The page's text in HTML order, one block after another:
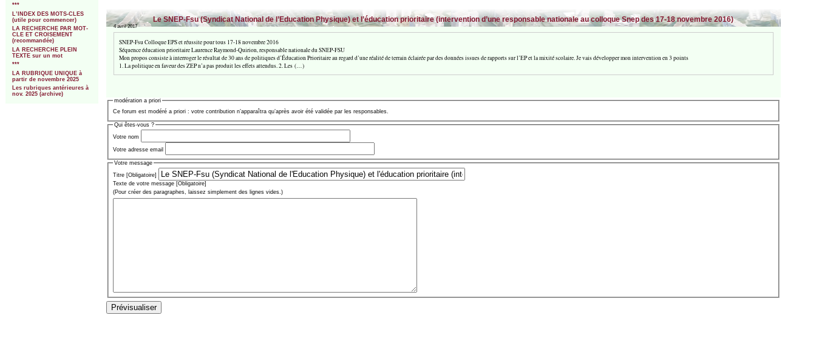
***
L’INDEX DES MOTS-CLES
(utile pour commencer)
LA RECHERCHE PAR MOT-
CLE ET CROISEMENT
(recommandée)
LA RECHERCHE PLEIN
TEXTE sur un mot
***
LA RUBRIQUE UNIQUE à
partir de novembre 2025
Les rubriques antérieures à
nov. 2025 (archive)
Le SNEP-Fsu (Syndicat National de l’Education Physique) et l’éducation prioritaire (intervention d’une responsable nationale au colloque Snep des 17-18 novembre 2016)
4 avril 2017
SNEP-Fsu Colloque EPS et réussite pour tous 17-18 novembre 2016
Séquence éducation prioritaire Laurence Raymond-Quirion, responsable nationale du SNEP-FSU
Mon propos consiste à interroger le résultat de 30 ans de politiques d’Éducation Prioritaire au regard d’une réalité de terrain éclairée par des données issues de rapports sur l’EP et la mixité scolaire. Je vais développer mon intervention en 3 points
1. La politique en faveur des ZEP n’a pas produit les effets attendus. 2. Les (…)
modération a priori
Ce forum est modéré a priori : votre contribution n’apparaîtra qu’après avoir été validée par les responsables.
Qui êtes-vous ?
Votre nom
Votre adresse email
Votre message
Titre [Obligatoire]
Texte de votre message [Obligatoire]
(Pour créer des paragraphes, laissez simplement des lignes vides.)